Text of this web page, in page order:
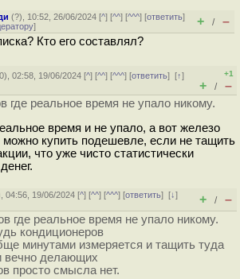
(?), 10:52, 26/06/2024 [^] [^^] [^^^] [ответить]
] + / –
Кто его составлял?
), 02:58, 19/06/2024 [^] [^^] [^^^] [ответить][↑]
+1
+ / –
где реальное время не упало никому.
время и не упало, а вот железо
купить подешевле, если не тащить
что уже чисто статистически
04:56, 19/06/2024 [^] [^^] [^^^] [ответить][↓]
+ / –
где реальное время не упало никому.
кондиционеров
минутами измеряется и тащить туда
вечно делающих
просто смысла нет.